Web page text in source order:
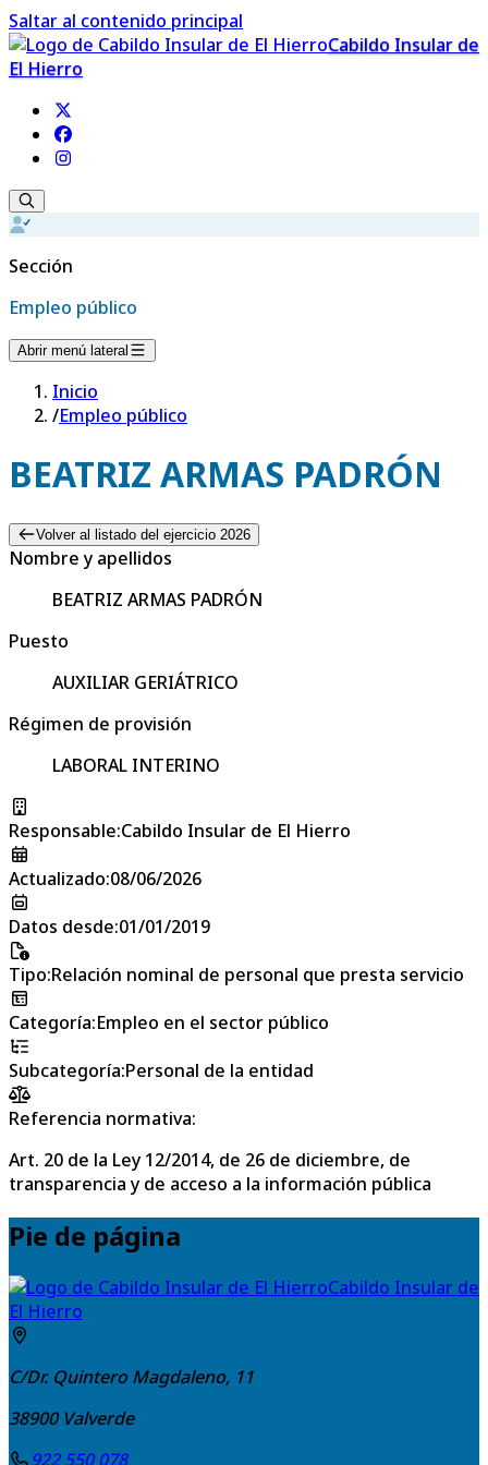
Saltar al contenido principal
Cabildo Insular de
El Hierro
Sección
Empleo público
Abrir menú lateral
Inicio
/Empleo público
BEATRIZ ARMAS PADRÓN
Volver al listado del ejercicio 2026
Nombre y apellidos
BEATRIZ ARMAS PADRÓN
Puesto
AUXILIAR GERIÁTRICO
Régimen de provisión
LABORAL INTERINO
Responsable:Cabildo Insular de El Hierro
Actualizado:08/06/2026
Datos desde:01/01/2019
Tipo:Relación nominal de personal que presta servicio
Categoría:Empleo en el sector público
Subcategoría:Personal de la entidad
Referencia normativa:
Art. 20 de la Ley 12/2014, de 26 de diciembre, de
transparencia y de acceso a la información pública
Pie de página
Cabildo Insular de
El Hierro
C/Dr. Quintero Magdaleno, 11
38900 Valverde
922 550 078